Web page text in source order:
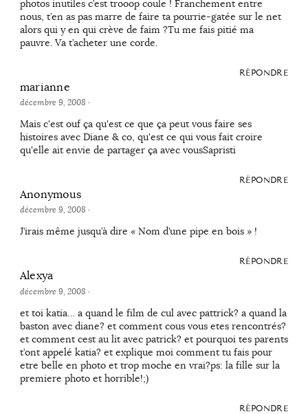
photos inutiles c’est trooop coule ! Franchement entre
nous, t’en as pas marre de faire ta pourrie-gatée sur le net
alors qui y en qui crève de faim ?Tu me fais pitié ma
pauvre. Va t’acheter une corde.
RÉPONDRE
marianne
décembre 9, 2008 ·
Mais c'est ouf ça qu'est ce que ça peut vous faire ses
histoires avec Diane & co, qu'est ce qui vous fait croire
qu'elle ait envie de partager ça avec vousSapristi
RÉPONDRE
Anonymous
décembre 9, 2008 ·
J’irais même jusqu’à dire « Nom d’une pipe en bois » !
RÉPONDRE
Alexya
décembre 9, 2008 ·
et toi katia… a quand le film de cul avec pattrick? a quand la
baston avec diane? et comment cous vous etes rencontrés?
et comment cest au lit avec patrick? et pourquoi tes parents
t’ont appelé katia? et explique moi comment tu fais pour
etre belle en photo et trop moche en vrai?ps: la fille sur la
premiere photo et horrible!;)
RÉPONDRE